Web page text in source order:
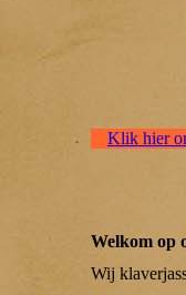
Klik hier
Welkom op
Wij